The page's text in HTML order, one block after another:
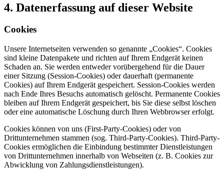
4. Datenerfassung auf dieser Website
Cookies
Unsere Internetseiten verwenden so genannte „Cookies“. Cookies
sind kleine Datenpakete und richten auf Ihrem Endgerät keinen
Schaden an. Sie werden entweder vorübergehend für die Dauer
einer Sitzung (Session-Cookies) oder dauerhaft (permanente
Cookies) auf Ihrem Endgerät gespeichert. Session-Cookies werden
nach Ende Ihres Besuchs automatisch gelöscht. Permanente Cookies
bleiben auf Ihrem Endgerät gespeichert, bis Sie diese selbst löschen
oder eine automatische Löschung durch Ihren Webbrowser erfolgt.
Cookies können von uns (First-Party-Cookies) oder von
Drittunternehmen stammen (sog. Third-Party-Cookies). Third-Party-
Cookies ermöglichen die Einbindung bestimmter Dienstleistungen
von Drittunternehmen innerhalb von Webseiten (z. B. Cookies zur
Abwicklung von Zahlungsdienstleistungen).